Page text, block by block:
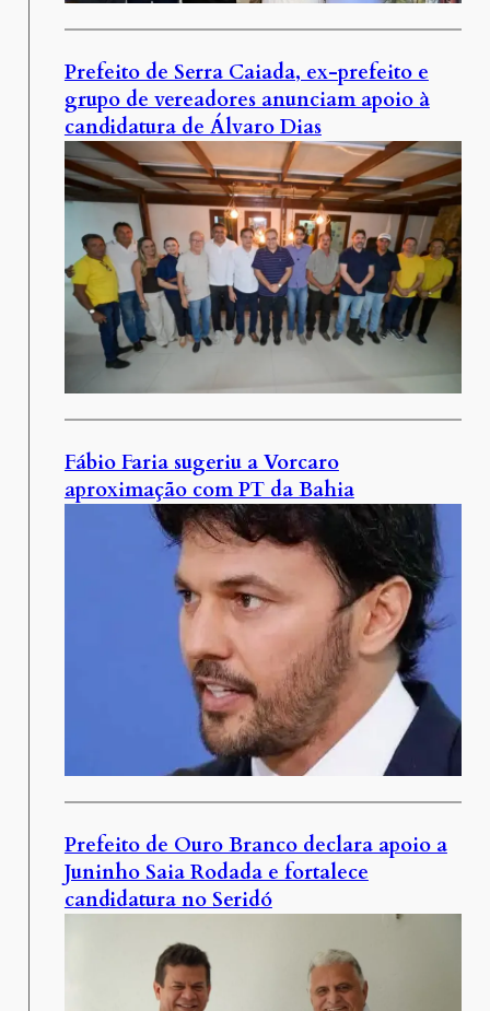
Prefeito de Serra Caiada, ex-prefeito e
grupo de vereadores anunciam apoio à
candidatura de Álvaro Dias
Fábio Faria sugeriu a Vorcaro
aproximação com PT da Bahia
Prefeito de Ouro Branco declara apoio a
Juninho Saia Rodada e fortalece
candidatura no Seridó